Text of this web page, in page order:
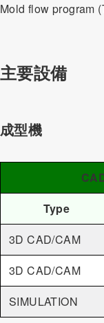
Mold flow program
主要設備
成型機
Type
3D CAD/CAM
3D CAD/CAM
SIMULATION